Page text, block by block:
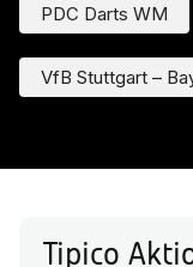
PDC Darts WM
VfB Stuttgart –
Tipico